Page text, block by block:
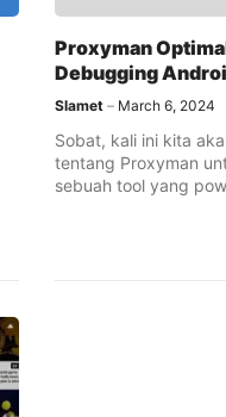
Proxyman
Debugging
Slamet March 6, 2024
Sobat, kali ini kita
tentang Proxyman
sebuah tool yang